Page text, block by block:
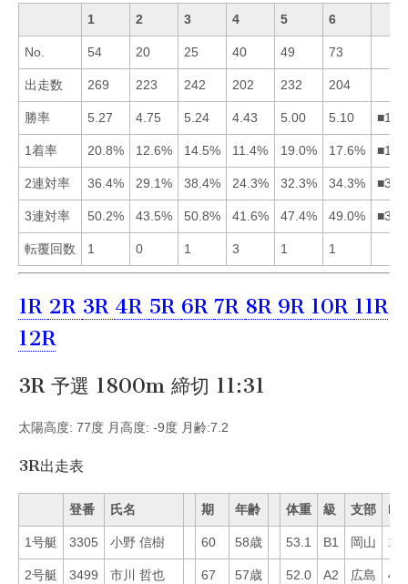
1 2 3 4 5 6
No. 54 20 25 40 49 73
出走数 269 223 242 202 232 204
勝率 5.27 4.75 5.24 4.43 5.00 5.10
1着率 20.8% 12.6% 14.5% 11.4% 19.0% 17.6%
2連対率 36.4% 29.1% 38.4% 24.3% 32.3% 34.3%
3連対率 50.2% 43.5% 50.8% 41.6% 47.4% 49.0%
転覆回数 1 0 1 3 1 1
1R 2R 3R 4R 5R 6R 7R 8R 9R 10R 11R
12R
3R 予選 1800m 締切 11:31
太陽高度: 77度 月高度: -9度 月齢:7.2
3R出走表
登番 氏名 期 年齢 体重 級 支部 Mo
1号艇 3305 小野 信樹 60 58歳 53.1 B1 岡山 17
2号艇 3499 市川 哲也 67 57歳 52.0 A2 広島 42